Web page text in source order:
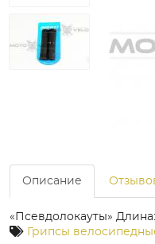
Описание
«Псевдолокауты»
Грипсы